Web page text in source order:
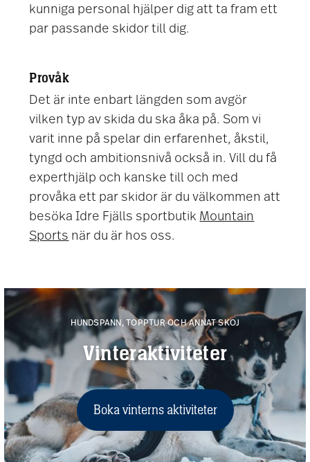
kunniga personal hjälper dig att ta fram ett
par passande skidor till dig.
Provåk
Det är inte enbart längden som avgör
vilken typ av skida du ska åka på. Som vi
varit inne på spelar din erfarenhet, åkstil,
tyngd och ambitionsnivå också in. Vill du få
experthjälp och kanske till och med
provåka ett par skidor är du välkommen att
besöka Idre Fjälls sportbutik Mountain
Sports när du är hos oss.
HUNDSPANN, TOPPTUR OCH ANNAT SKOJ
Vinteraktiviteter
Boka vinterns aktiviteter